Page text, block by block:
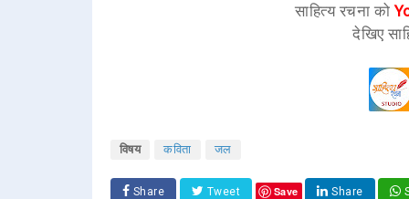
साहित्य रचना को
देखिए
विषय कविता जल
Share Tweet Save Share